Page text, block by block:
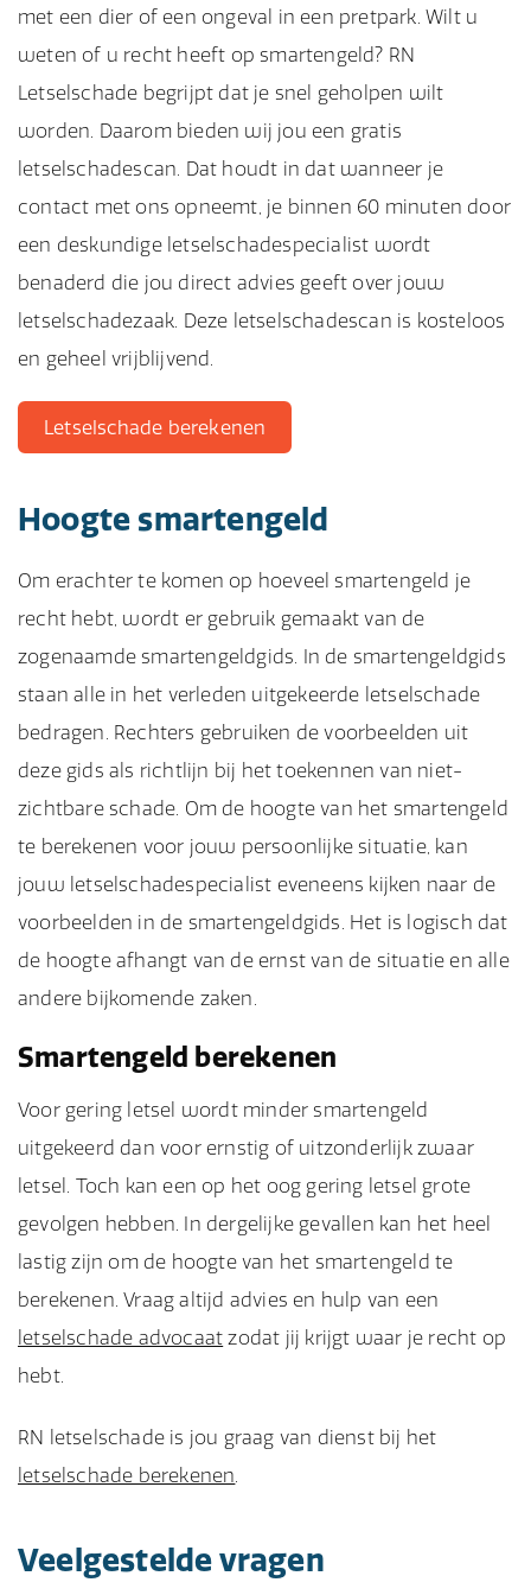
met een dier of een ongeval in een pretpark. Wilt u
weten of u recht heeft op smartengeld? RN
Letselschade begrijpt dat je snel geholpen wilt
worden. Daarom bieden wij jou een gratis
letselschadescan. Dat houdt in dat wanneer je
contact met ons opneemt, je binnen 60 minuten door
een deskundige letselschadespecialist wordt
benaderd die jou direct advies geeft over jouw
letselschadezaak. Deze letselschadescan is kosteloos
en geheel vrijblijvend.
Letselschade berekenen
Hoogte smartengeld
Om erachter te komen op hoeveel smartengeld je
recht hebt, wordt er gebruik gemaakt van de
zogenaamde smartengeldgids. In de smartengeldgids
staan alle in het verleden uitgekeerde letselschade
bedragen. Rechters gebruiken de voorbeelden uit
deze gids als richtlijn bij het toekennen van niet-
zichtbare schade. Om de hoogte van het smartengeld
te berekenen voor jouw persoonlijke situatie, kan
jouw letselschadespecialist eveneens kijken naar de
voorbeelden in de smartengeldgids. Het is logisch dat
de hoogte afhangt van de ernst van de situatie en alle
andere bijkomende zaken.
Smartengeld berekenen
Voor gering letsel wordt minder smartengeld
uitgekeerd dan voor ernstig of uitzonderlijk zwaar
letsel. Toch kan een op het oog gering letsel grote
gevolgen hebben. In dergelijke gevallen kan het heel
lastig zijn om de hoogte van het smartengeld te
berekenen. Vraag altijd advies en hulp van een
letselschade advocaat zodat jij krijgt waar je recht op
hebt.
RN letselschade is jou graag van dienst bij het
letselschade berekenen.
Veelgestelde vragen